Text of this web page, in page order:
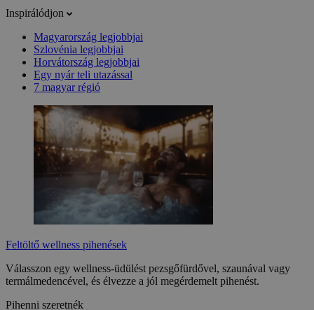
Inspirálódjon
Magyarország legjobbjai
Szlovénia legjobbjai
Horvátország legjobbjai
Egy nyár teli utazással
7 magyar régió
Feltöltő wellness pihenések
Válasszon egy wellness-üdülést pezsgőfürdővel, szaunával vagy
termálmedencével, és élvezze a jól megérdemelt pihenést.
Pihenni szeretnék